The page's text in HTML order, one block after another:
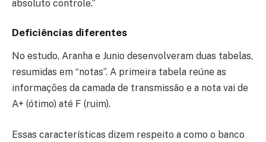
absoluto controle.”
Deficiências diferentes
No estudo, Aranha e Junio desenvolveram duas tabelas,
resumidas em “notas”. A primeira tabela reúne as
informações da camada de transmissão e a nota vai de
A+ (ótimo) até F (ruim).
Essas características dizem respeito a como o banco